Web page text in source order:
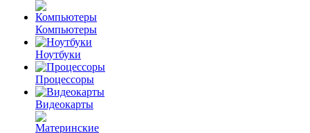
Компьютеры
Ноутбуки
Процессоры
Видеокарты